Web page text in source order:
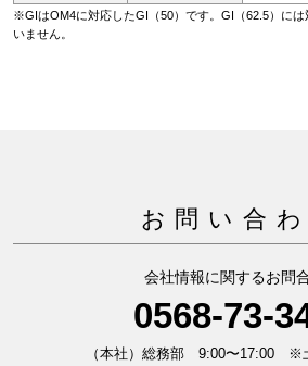
※GIはOM4に対応したGI（50）です。GI（62.5）には
いません。
お問い合わ
会社情報に関するお問
0568-73-
（本社）総務部 9:00〜17:00 ※